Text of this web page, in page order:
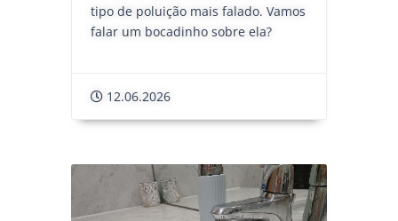
tipo de poluição mais falado. Vamos
falar um bocadinho sobre ela?
12.06.2026